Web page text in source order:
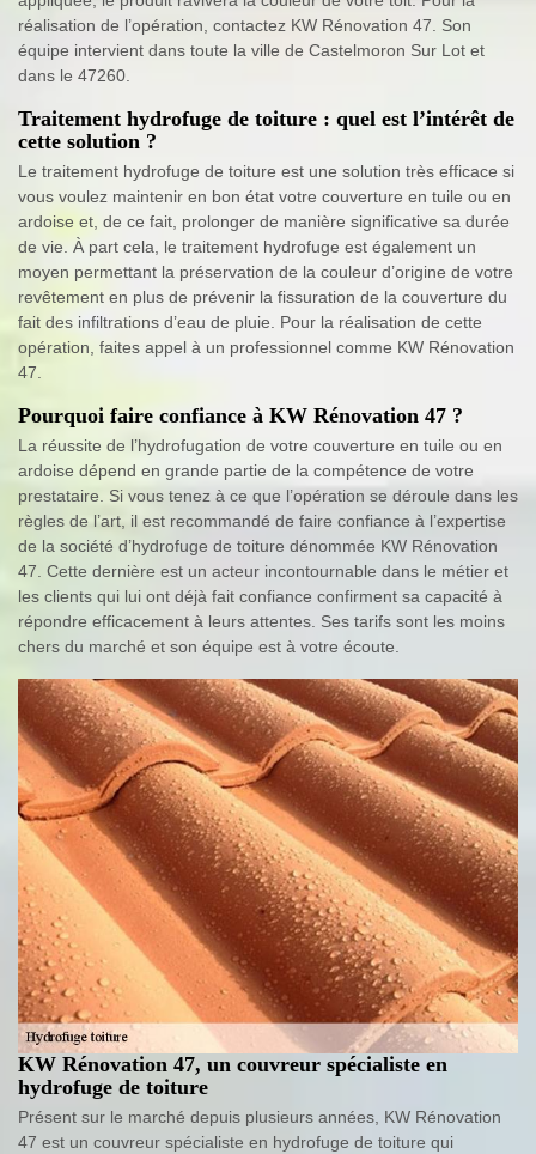
réalisation de l’opération, contactez KW Rénovation 47. Son
équipe intervient dans toute la ville de Castelmoron Sur Lot et
dans le 47260.
Traitement hydrofuge de toiture : quel est l’intérêt de
cette solution ?
Le traitement hydrofuge de toiture est une solution très efficace si
vous voulez maintenir en bon état votre couverture en tuile ou en
ardoise et, de ce fait, prolonger de manière significative sa durée
de vie. À part cela, le traitement hydrofuge est également un
moyen permettant la préservation de la couleur d’origine de votre
revêtement en plus de prévenir la fissuration de la couverture du
fait des infiltrations d’eau de pluie. Pour la réalisation de cette
opération, faites appel à un professionnel comme KW Rénovation
47.
Pourquoi faire confiance à KW Rénovation 47 ?
La réussite de l’hydrofugation de votre couverture en tuile ou en
ardoise dépend en grande partie de la compétence de votre
prestataire. Si vous tenez à ce que l’opération se déroule dans les
règles de l’art, il est recommandé de faire confiance à l’expertise
de la société d’hydrofuge de toiture dénommée KW Rénovation
47. Cette dernière est un acteur incontournable dans le métier et
les clients qui lui ont déjà fait confiance confirment sa capacité à
répondre efficacement à leurs attentes. Ses tarifs sont les moins
chers du marché et son équipe est à votre écoute.
KW Rénovation 47, un couvreur spécialiste en
hydrofuge de toiture
Présent sur le marché depuis plusieurs années, KW Rénovation
47 est un couvreur spécialiste en hydrofuge de toiture qui